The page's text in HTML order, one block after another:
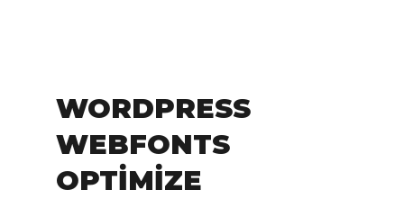
WORDPRESS
WEBFONTS
OPTIMIZE